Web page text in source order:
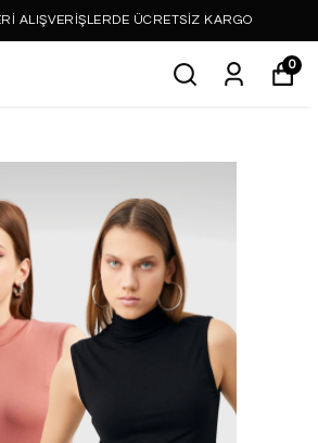
ALIŞVERİŞLERDE ÜCRETSİZ KARGO
0